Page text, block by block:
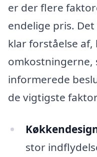
er der flere
endelige pris.
klar forståelse
informerede
de vigtigste
stor